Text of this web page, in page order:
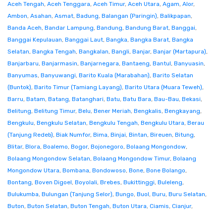
Aceh Tengah, Aceh Tenggara, Aceh Timur, Aceh Utara, Agam, Alor,
Ambon, Asahan, Asmat, Badung, Balangan (Paringin), Balikpapan,
Banda Aceh, Bandar Lampung, Bandung, Bandung Barat, Banggai,
Banggai Kepulauan, Banggai Laut, Bangka, Bangka Barat, Bangka
Selatan, Bangka Tengah, Bangkalan, Bangli, Banjar, Banjar (Martapura),
Banjarbaru, Banjarmasin, Banjarnegara, Bantaeng, Bantul, Banyuasin,
Banyumas, Banyuwangi, Barito Kuala (Marabahan), Barito Selatan
(Buntok), Barito Timur (Tamiang Layang), Barito Utara (Muara Teweh),
Barru, Batam, Batang, Batanghari, Batu, Batu Bara, Bau-Bau, Bekasi,
Belitung, Belitung Timur, Belu, Bener Meriah, Bengkalis, Bengkayang,
Bengkulu, Bengkulu Selatan, Bengkulu Tengah, Bengkulu Utara, Berau
(Tanjung Redeb), Biak Numfor, Bima, Binjai, Bintan, Bireuen, Bitung,
Blitar, Blora, Boalemo, Bogor, Bojonegoro, Bolaang Mongondow,
Bolaang Mongondow Selatan, Bolaang Mongondow Timur, Bolaang
Mongondow Utara, Bombana, Bondowoso, Bone, Bone Bolango,
Bontang, Boven Digoel, Boyolali, Brebes, Bukittinggi, Buleleng,
Bulukumba, Bulungan (Tanjung Selor), Bungo, Buol, Buru, Buru Selatan,
Buton, Buton Selatan, Buton Tengah, Buton Utara, Ciamis, Cianjur,